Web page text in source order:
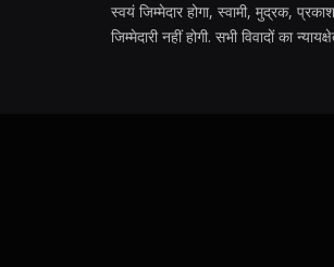
स्वयं जिम्मेदार होगा, स्वामी, मुद्रक,
जिम्मेदारी नहीं होगी. सभी विवादों का